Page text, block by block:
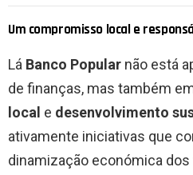
Um compromisso local e
Lá Banco Popular não está
de finanças, mas também
local e desenvolvimento
ativamente iniciativas que
dinamização económica